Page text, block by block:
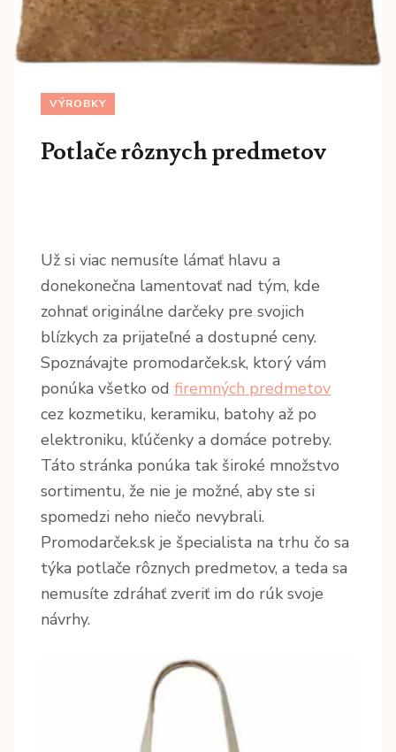
VÝROBKY
Potlače rôznych predmetov
Už si viac nemusíte lámať hlavu a
donekonečna lamentovať nad tým, kde
zohnať originálne darčeky pre svojich
blízkych za prijateľné a dostupné ceny.
Spoznávajte promodarček.sk, ktorý vám
ponúka všetko od firemných predmetov
cez kozmetiku, keramiku, batohy až po
elektroniku, kľúčenky a domáce potreby.
Táto stránka ponúka tak široké množstvo
sortimentu, že nie je možné, aby ste si
spomedzi neho niečo nevybrali.
Promodarček.sk je špecialista na trhu čo sa
týka potlače rôznych predmetov, a teda sa
nemusíte zdráhať zveriť im do rúk svoje
návrhy.